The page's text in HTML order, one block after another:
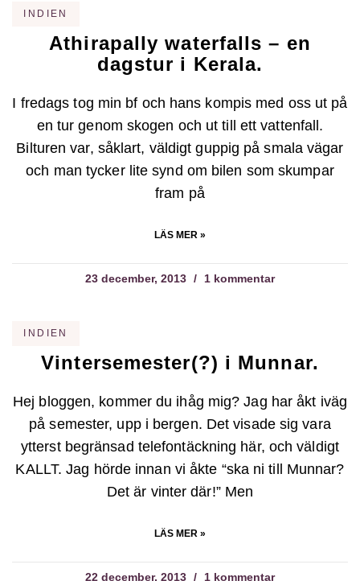
INDIEN
Athirapally waterfalls – en
dagstur i Kerala.
I fredags tog min bf och hans kompis med oss ut på
en tur genom skogen och ut till ett vattenfall.
Bilturen var, såklart, väldigt guppig på smala vägar
och man tycker lite synd om bilen som skumpar
fram på
LÄS MER »
23 december, 2013 1 kommentar
INDIEN
Vintersemester(?) i Munnar.
Hej bloggen, kommer du ihåg mig? Jag har åkt iväg
på semester, upp i bergen. Det visade sig vara
ytterst begränsad telefontäckning här, och väldigt
KALLT. Jag hörde innan vi åkte “ska ni till Munnar?
Det är vinter där!” Men
LÄS MER »
22 december, 2013 1 kommentar